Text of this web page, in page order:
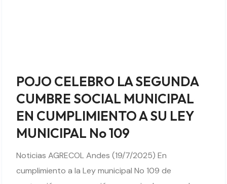
POJO CELEBRO LA SEGUNDA
CUMBRE SOCIAL MUNICIPAL
EN CUMPLIMIENTO A SU LEY
MUNICIPAL No 109
Noticias AGRECOL Andes (19/7/2025) En
cumplimiento a la Ley municipal No 109 de